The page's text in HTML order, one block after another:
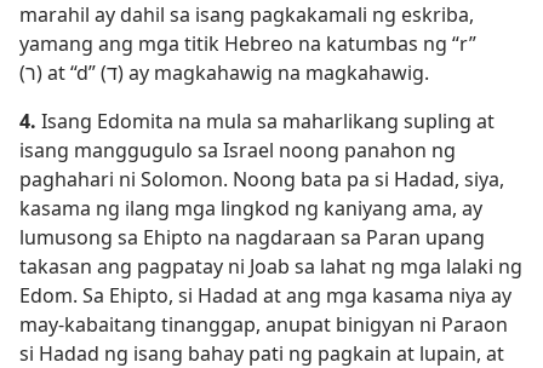
marahil ay dahil sa isang pagkakamali ng eskriba,
yamang ang mga titik Hebreo na katumbas ng “r”
(ר) at “d” (ד) ay magkahawig na magkahawig.
4. Isang Edomita na mula sa maharlikang supling at
isang manggugulo sa Israel noong panahon ng
paghahari ni Solomon. Noong bata pa si Hadad, siya,
kasama ng ilang mga lingkod ng kaniyang ama, ay
lumusong sa Ehipto na nagdaraan sa Paran upang
takasan ang pagpatay ni Joab sa lahat ng mga lalaki ng
Edom. Sa Ehipto, si Hadad at ang mga kasama niya ay
may-kabaitang tinanggap, anupat binigyan ni Paraon
si Hadad ng isang bahay pati ng pagkain at lupain, at